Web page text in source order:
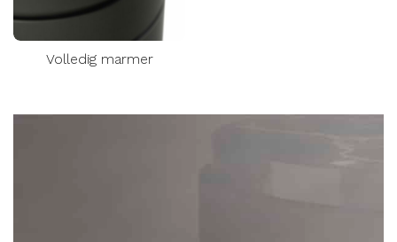
Volledig marmer